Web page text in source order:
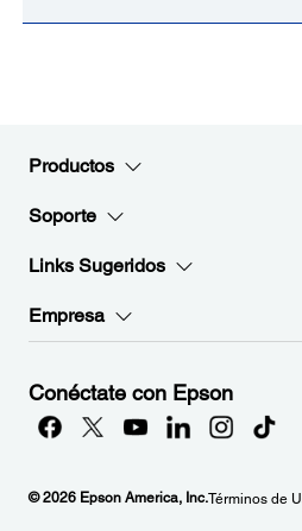
Productos
Soporte
Links Sugeridos
Empresa
Conéctate con Epson
© 2026 Epson America, Inc.Términos de